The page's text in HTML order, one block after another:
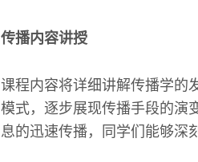
传播内容讲授
课程内容将详细讲解传播学的
模式，逐步展现传播手段的演
息的迅速传播，同学们能够深